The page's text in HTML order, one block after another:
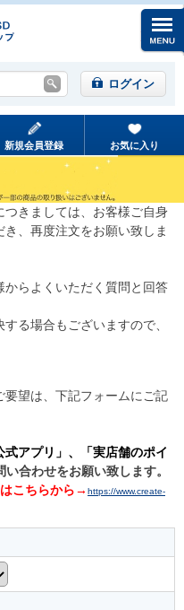
ログイン
新規会員登録 お気に入り
つきましては、お客様ご自身
、再度注文をお願い致しま
からよくいただく質問と回答
る場合もございますので、
要望は、下記フォームにご記
アプリ」、「実店舗のポイ
合わせをお願い致します。
こちらから→ https://www.create-